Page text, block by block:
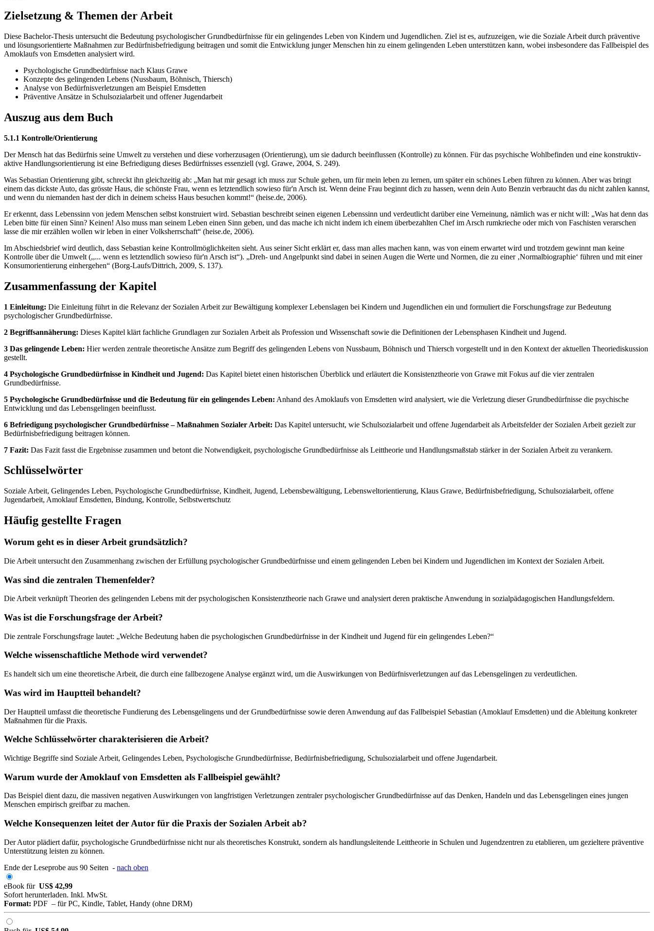
Zielsetzung & Themen der Arbeit
Diese Bachelor-Thesis untersucht die Bedeutung psychologischer Grundbedürfnisse für ein gelingendes Leben von Kindern und Jugendlichen. Ziel ist es, aufzuzeigen, wie die Soziale Arbeit durch präventive
und lösungsorientierte Maßnahmen zur Bedürfnisbefriedigung beitragen und somit die Entwicklung junger Menschen hin zu einem gelingenden Leben unterstützen kann, wobei insbesondere das Fallbeispiel des
Amoklaufs von Emsdetten analysiert wird.
Psychologische Grundbedürfnisse nach Klaus Grawe
Konzepte des gelingenden Lebens (Nussbaum, Böhnisch, Thiersch)
Analyse von Bedürfnisverletzungen am Beispiel Emsdetten
Präventive Ansätze in Schulsozialarbeit und offener Jugendarbeit
Auszug aus dem Buch
5.1.1 Kontrolle/Orientierung
Der Mensch hat das Bedürfnis seine Umwelt zu verstehen und diese vorherzusagen (Orientierung), um sie dadurch beeinflussen (Kontrolle) zu können. Für das psychische Wohlbefinden und eine konstruktiv-
aktive Handlungsorientierung ist eine Befriedigung dieses Bedürfnisses essenziell (vgl. Grawe, 2004, S. 249).
Was Sebastian Orientierung gibt, schreckt ihn gleichzeitig ab: „Man hat mir gesagt ich muss zur Schule gehen, um für mein leben zu lernen, um später ein schönes Leben führen zu können. Aber was bringt
einem das dickste Auto, das grösste Haus, die schönste Frau, wenn es letztendlich sowieso für'n Arsch ist. Wenn deine Frau beginnt dich zu hassen, wenn dein Auto Benzin verbraucht das du nicht zahlen kannst,
und wenn du niemanden hast der dich in deinem scheiss Haus besuchen kommt!“ (heise.de, 2006).
Er erkennt, dass Lebenssinn von jedem Menschen selbst konstruiert wird. Sebastian beschreibt seinen eigenen Lebenssinn und verdeutlicht darüber eine Verneinung, nämlich was er nicht will: „Was hat denn das
Leben bitte für einen Sinn? Keinen! Also muss man seinem Leben einen Sinn geben, und das mache ich nicht indem ich einem überbezahlten Chef im Arsch rumkrieche oder mich von Faschisten verarschen
lasse die mir erzählen wollen wir leben in einer Volksherrschaft“ (heise.de, 2006).
Im Abschiedsbrief wird deutlich, dass Sebastian keine Kontrollmöglichkeiten sieht. Aus seiner Sicht erklärt er, dass man alles machen kann, was von einem erwartet wird und trotzdem gewinnt man keine
Kontrolle über die Umwelt (,,... wenn es letztendlich sowieso für'n Arsch ist“). „Dreh- und Angelpunkt sind dabei in seinen Augen die Werte und Normen, die zu einer ‚Normalbiographie‘ führen und mit einer
Konsumorientierung einhergehen“ (Borg-Laufs/Dittrich, 2009, S. 137).
Zusammenfassung der Kapitel
1 Einleitung: Die Einleitung führt in die Relevanz der Sozialen Arbeit zur Bewältigung komplexer Lebenslagen bei Kindern und Jugendlichen ein und formuliert die Forschungsfrage zur Bedeutung
psychologischer Grundbedürfnisse.
2 Begriffsannäherung: Dieses Kapitel klärt fachliche Grundlagen zur Sozialen Arbeit als Profession und Wissenschaft sowie die Definitionen der Lebensphasen Kindheit und Jugend.
3 Das gelingende Leben: Hier werden zentrale theoretische Ansätze zum Begriff des gelingenden Lebens von Nussbaum, Böhnisch und Thiersch vorgestellt und in den Kontext der aktuellen Theoriediskussion
gestellt.
4 Psychologische Grundbedürfnisse in Kindheit und Jugend: Das Kapitel bietet einen historischen Überblick und erläutert die Konsistenztheorie von Grawe mit Fokus auf die vier zentralen
Grundbedürfnisse.
5 Psychologische Grundbedürfnisse und die Bedeutung für ein gelingendes Leben: Anhand des Amoklaufs von Emsdetten wird analysiert, wie die Verletzung dieser Grundbedürfnisse die psychische
Entwicklung und das Lebensgelingen beeinflusst.
6 Befriedigung psychologischer Grundbedürfnisse – Maßnahmen Sozialer Arbeit: Das Kapitel untersucht, wie Schulsozialarbeit und offene Jugendarbeit als Arbeitsfelder der Sozialen Arbeit gezielt zur
Bedürfnisbefriedigung beitragen können.
7 Fazit: Das Fazit fasst die Ergebnisse zusammen und betont die Notwendigkeit, psychologische Grundbedürfnisse als Leittheorie und Handlungsmaßstab stärker in der Sozialen Arbeit zu verankern.
Schlüsselwörter
Soziale Arbeit, Gelingendes Leben, Psychologische Grundbedürfnisse, Kindheit, Jugend, Lebensbewältigung, Lebensweltorientierung, Klaus Grawe, Bedürfnisbefriedigung, Schulsozialarbeit, offene
Jugendarbeit, Amoklauf Emsdetten, Bindung, Kontrolle, Selbstwertschutz
Häufig gestellte Fragen
Worum geht es in dieser Arbeit grundsätzlich?
Die Arbeit untersucht den Zusammenhang zwischen der Erfüllung psychologischer Grundbedürfnisse und einem gelingenden Leben bei Kindern und Jugendlichen im Kontext der Sozialen Arbeit.
Was sind die zentralen Themenfelder?
Die Arbeit verknüpft Theorien des gelingenden Lebens mit der psychologischen Konsistenztheorie nach Grawe und analysiert deren praktische Anwendung in sozialpädagogischen Handlungsfeldern.
Was ist die Forschungsfrage der Arbeit?
Die zentrale Forschungsfrage lautet: „Welche Bedeutung haben die psychologischen Grundbedürfnisse in der Kindheit und Jugend für ein gelingendes Leben?“
Welche wissenschaftliche Methode wird verwendet?
Es handelt sich um eine theoretische Arbeit, die durch eine fallbezogene Analyse ergänzt wird, um die Auswirkungen von Bedürfnisverletzungen auf das Lebensgelingen zu verdeutlichen.
Was wird im Hauptteil behandelt?
Der Hauptteil umfasst die theoretische Fundierung des Lebensgelingens und der Grundbedürfnisse sowie deren Anwendung auf das Fallbeispiel Sebastian (Amoklauf Emsdetten) und die Ableitung konkreter
Maßnahmen für die Praxis.
Welche Schlüsselwörter charakterisieren die Arbeit?
Wichtige Begriffe sind Soziale Arbeit, Gelingendes Leben, Psychologische Grundbedürfnisse, Bedürfnisbefriedigung, Schulsozialarbeit und offene Jugendarbeit.
Warum wurde der Amoklauf von Emsdetten als Fallbeispiel gewählt?
Das Beispiel dient dazu, die massiven negativen Auswirkungen von langfristigen Verletzungen zentraler psychologischer Grundbedürfnisse auf das Denken, Handeln und das Lebensgelingen eines jungen
Menschen empirisch greifbar zu machen.
Welche Konsequenzen leitet der Autor für die Praxis der Sozialen Arbeit ab?
Der Autor plädiert dafür, psychologische Grundbedürfnisse nicht nur als theoretisches Konstrukt, sondern als handlungsleitende Leittheorie in Schulen und Jugendzentren zu etablieren, um gezieltere präventive
Unterstützung leisten zu können.
Ende der Leseprobe aus 90 Seiten - nach oben
eBook für US$ 42,99
Sofort herunterladen. Inkl. MwSt.
Format: PDF – für PC, Kindle, Tablet, Handy (ohne DRM)